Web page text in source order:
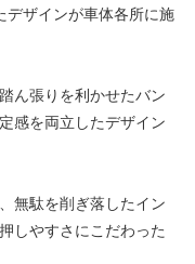
デザインが車体各所に施
ん張りを利かせたバン
感を両立したデザイン
無駄を削ぎ落したイン
しやすさにこだわった